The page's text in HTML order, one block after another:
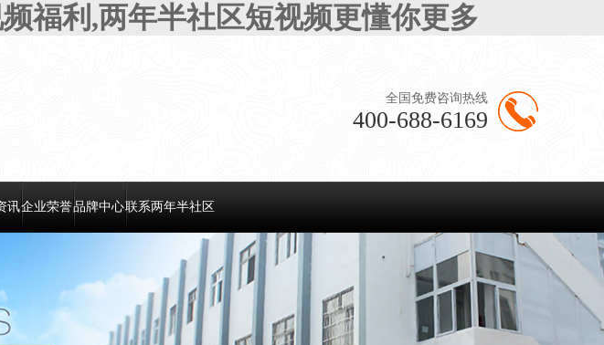
福利,两年半社区短视频更懂你更多
全国免费咨询热线
400-688-6169
讯企业荣誉品牌中心联系两年半社区